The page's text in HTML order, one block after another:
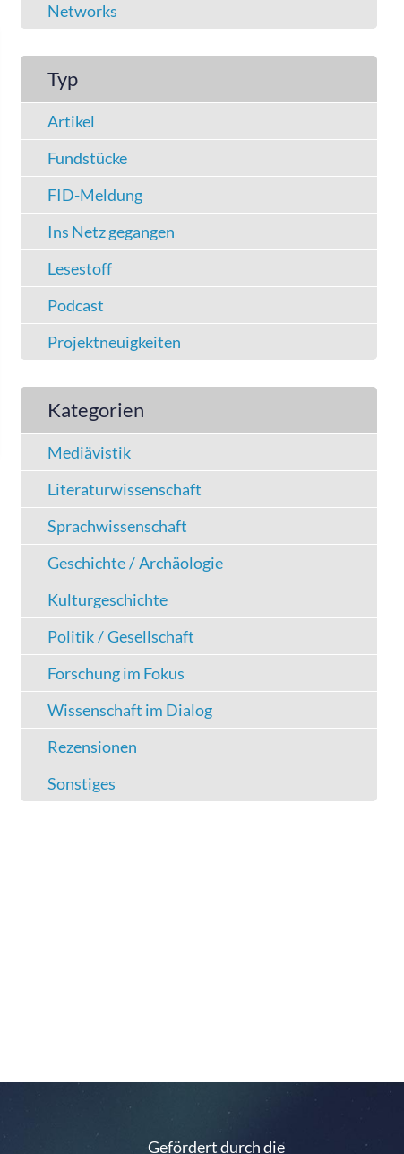
Networks
Typ
Artikel
Fundstücke
FID-Meldung
Ins Netz gegangen
Lesestoff
Podcast
Projektneuigkeiten
Kategorien
Mediävistik
Literaturwissenschaft
Sprachwissenschaft
Geschichte / Archäologie
Kulturgeschichte
Politik / Gesellschaft
Forschung im Fokus
Wissenschaft im Dialog
Rezensionen
Sonstiges
Gefördert durch die